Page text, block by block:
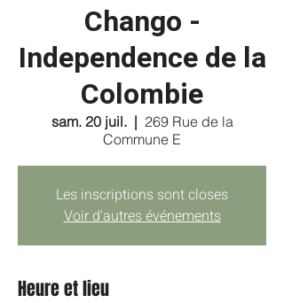
Chango -
Independence de la
Colombie
sam. 20 juil.
  |
269 Rue de la
Commune E
Les inscriptions sont closes
Voir d'autres événements
Heure et lieu